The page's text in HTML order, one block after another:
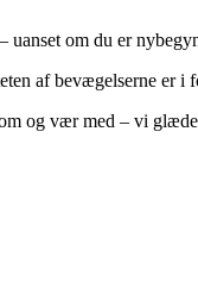
uanset om du er
af bevægelserne er i
og vær med – vi